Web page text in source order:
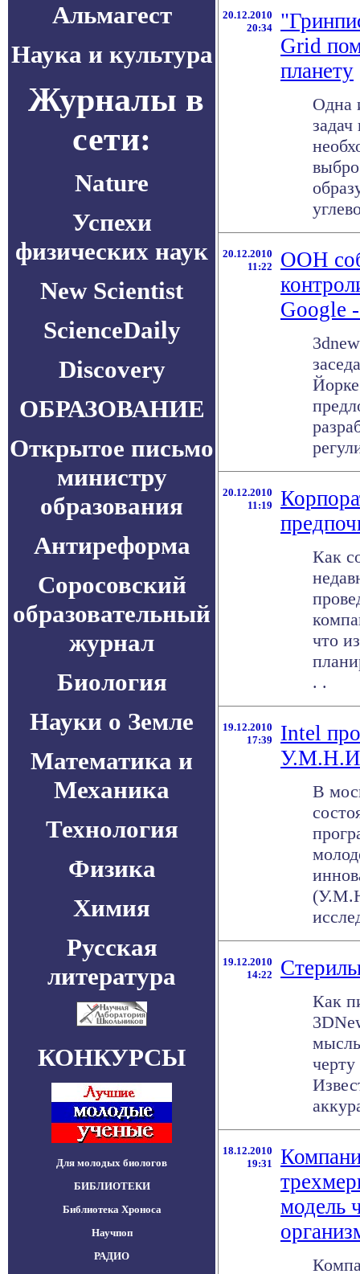
Альмагест
Наука и культура
Журналы в
сети:
Nature
Успехи
физических наук
New Scientist
ScienceDaily
Discovery
ОБРАЗОВАНИЕ
Открытое письмо
министру
образования
Антиреформа
Соросовский
образовательный
журнал
Биология
Науки о Земле
Математика и
Механика
Технология
Физика
Химия
Русская
литература
КОНКУРСЫ
Для молодых биологов
БИБЛИОТЕКИ
Библиотека Хроноса
Научпоп
РАДИО
20.12.2010
20:34
Grid
планету
Одна
20.12.2010
11:22
ООН
Google
20.12.2010
11:19
Как
что
. .
19.12.2010
17:39
Intel
В
19.12.2010
14:22
Как
18.12.2010
19:31
модель